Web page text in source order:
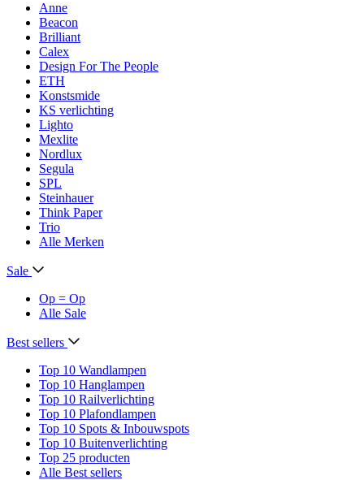
Anne
Beacon
Brilliant
Calex
Design For The People
ETH
Konstsmide
KS verlichting
Lighto
Mexlite
Nordlux
Segula
SPL
Steinhauer
Think Paper
Trio
Alle Merken
Sale
Op = Op
Alle Sale
Best sellers
Top 10 Wandlampen
Top 10 Hanglampen
Top 10 Railverlichting
Top 10 Plafondlampen
Top 10 Spots & Inbouwspots
Top 10 Buitenverlichting
Top 25 producten
Alle Best sellers